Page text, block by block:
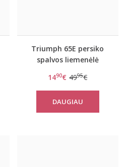
Triumph 65E persiko
spalvos liemenėlė
1490€ 4995€
DAUGIAU